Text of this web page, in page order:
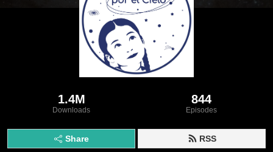
1.4M
Downloads
844
Episodes
Share RSS